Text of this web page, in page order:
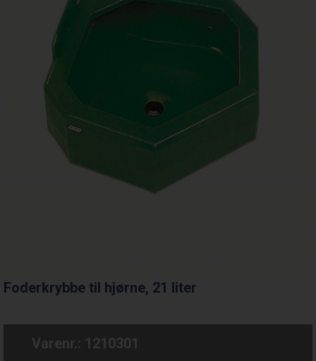
Foderkrybbe til hjørne, 21 liter
Varenr.: 1210301